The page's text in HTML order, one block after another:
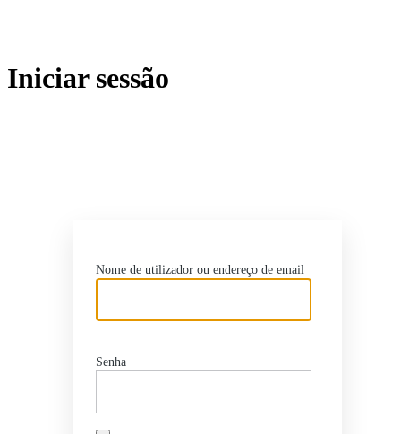
Iniciar sessão
Nome de utilizador ou endereço de email
Senha